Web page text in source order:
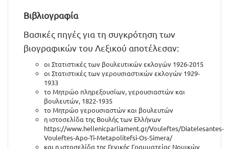
Βιβλιογραφία
Βασικές πηγές για τη συγκρότηση των
βιογραφικών του Λεξικού αποτέλεσαν:
οι Στατιστικές των βουλευτικών εκλογών 1926-2015
οι Στατιστικές των γερουσιαστικών εκλογών 1929-
1933
το Μητρώο πληρεξουσίων, γερουσιαστών και
βουλευτών, 1822-1935
το Μητρώο γερουσιαστών και βουλευτών
η ιστοσελίδα της Βουλής των Ελλήνων
https://www.hellenicparliament.gr/Vouleftes/Diatelesantes-
Vouleftes-Apo-Ti-Metapolitefsi-Os-Simera/
και η ιστοσελίδα της Γενικής Γραμματείας Νομικών